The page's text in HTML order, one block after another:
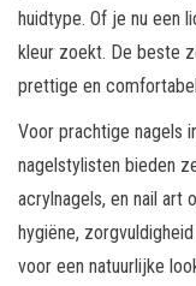
huidtype. Of je nu een
kleur zoekt. De beste
prettige en
Voor prachtige nagels
nagelstylisten bieden
acrylnagels, en nail art
hygiëne,
voor een natuurlijke